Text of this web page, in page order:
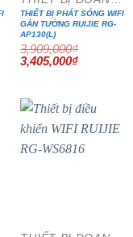
THIẾT BỊ PHÁT SÓNG WIFI
GẮN TƯỜNG RUIJIE RG-
AP130(L)
3,909,000₫
Giá
gốc
3,405,000₫Giá